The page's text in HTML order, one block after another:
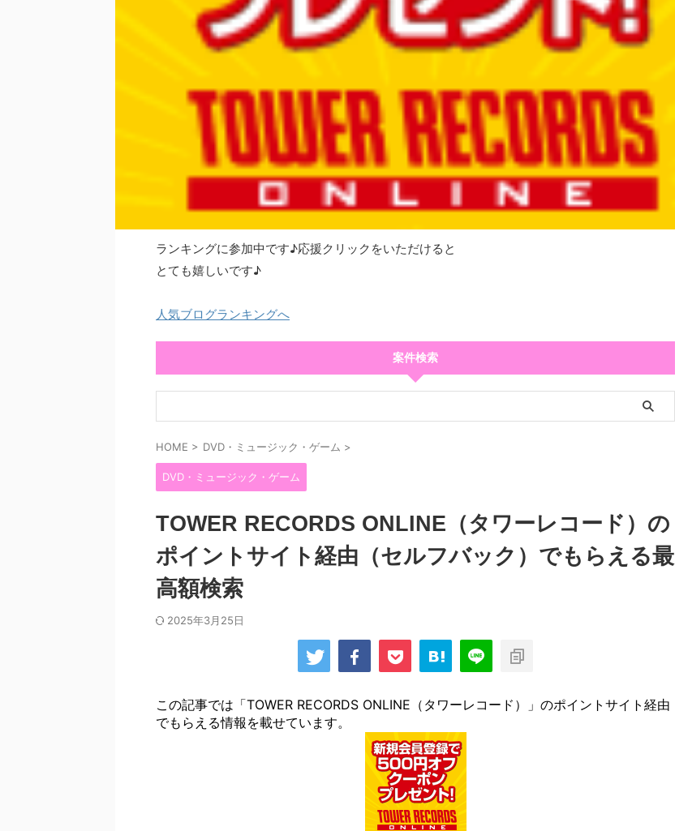
ランキングに参加中です♪応援クリックをいただけると
とても嬉しいです♪
人気ブログランキングへ
案件検索
HOME > DVD・ミュージック・ゲーム >
DVD・ミュージック・ゲーム
TOWER RECORDS ONLINE（タワーレコード）の
ポイントサイト経由（セルフバック）でもらえる最
高額検索
2025年3月25日
この記事では「TOWER RECORDS ONLINE（タワーレコード）」のポイントサイト経由
でもらえる情報を載せています。